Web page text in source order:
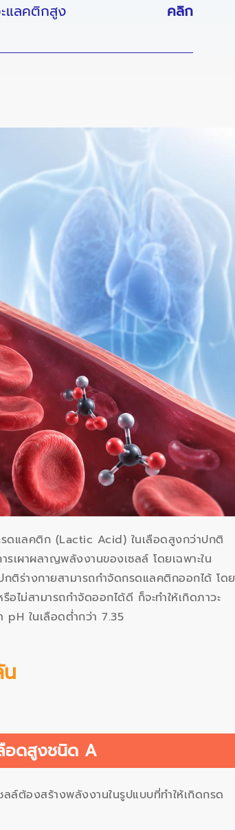
แลคติกสูง
คลิก
ดแลคติก (Lactic Acid) ในเลือดสูงกว่าปกติ
เผาผลาญพลังงานของเซลล์ โดยเฉพาะใน
ติร่างกายสามารถกำจัดกรดแลคติกออกได้ โดย
ไม่สามารถกำจัดออกได้ดี ก็จะทำให้เกิดภาวะ
ในเลือดต่ำกว่า 7.35
อดสูงชนิด A
ลล์ต้องสร้างพลังงานในรูปแบบที่ทำให้เกิดกรด